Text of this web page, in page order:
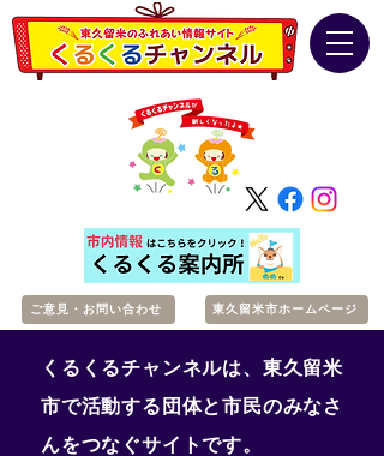
ご意見・お問い合わせ 東久留米市ホームページ
くるくるチャンネルは、東久留米
市で活動する団体と市民のみなさ
んをつなぐサイトです。